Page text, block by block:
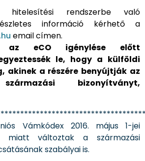
hitelesítési rendszerbe való
információ kérhető a
email címen.
az eCO igénylése előtt
le, hogy a külföldi
akinek a részére benyújtják az
bizonyítványt,
Vámkódex 2016. május 1-jei
miatt változtak a származási
szabályai is.